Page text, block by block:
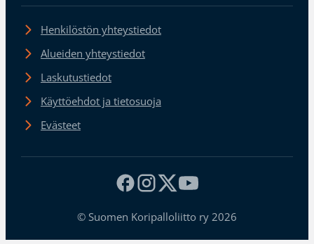
Henkilöstön yhteystiedot
Alueiden yhteystiedot
Laskutustiedot
Käyttöehdot ja tietosuoja
Evästeet
© Suomen Koripalloliitto ry 2026